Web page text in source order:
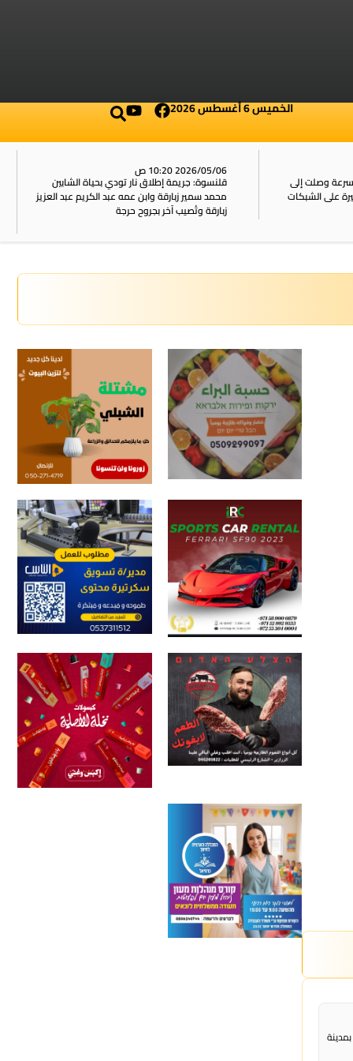
الخميس 6 أغسطس 2026
وصلت إلى
2026/05/06 10:20 ص
قلنسوة: جريمة إطلاق نار تودي بحياة الشابين
محمد سمير زبارقة وابن عمه عبد الكريم عبد العزيز
زبارقة وتُصيب آخر بجروح حرجة